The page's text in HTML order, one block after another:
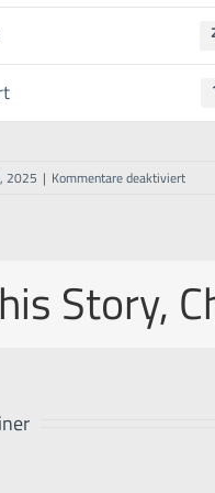
2025 | Kommentare deaktiviertfür
Story,